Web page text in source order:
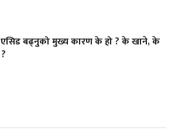
बढ्नुको मुख्य कारण के हो ? के खाने, के